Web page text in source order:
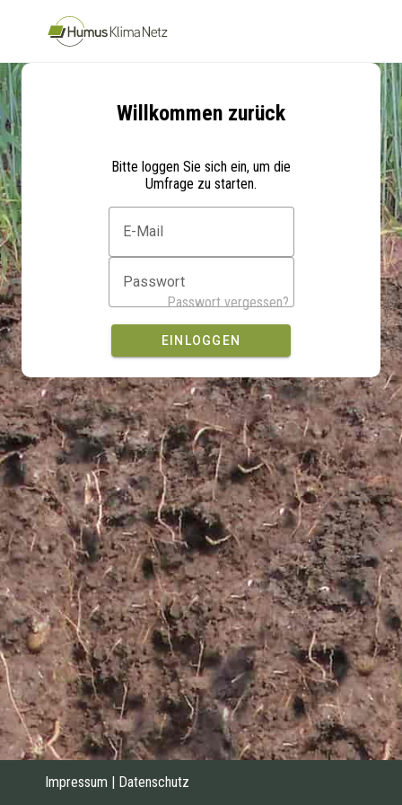
Willkommen zurück
Bitte loggen Sie sich ein, um die
Umfrage zu starten.
E-Mail
Passwort
Passwort vergessen?
EINLOGGEN
Impressum | Datenschutz